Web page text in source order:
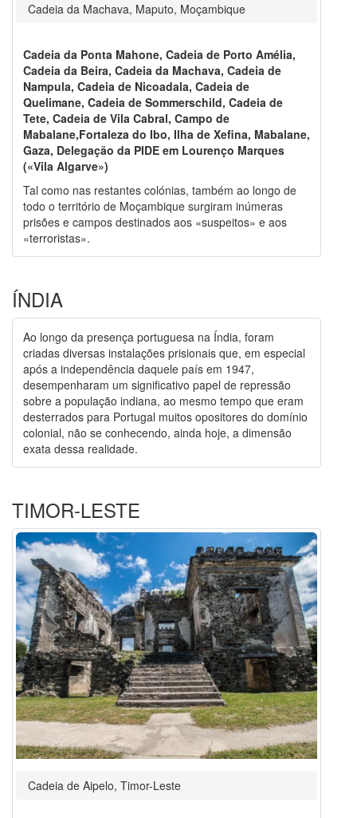
Cadeia da Machava, Maputo, Moçambique
Cadeia da Ponta Mahone, Cadeia de Porto Amélia,
Cadeia da Beira, Cadeia da Machava, Cadeia de
Nampula, Cadeia de Nicoadala, Cadeia de
Quelimane, Cadeia de Sommerschild, Cadeia de
Tete, Cadeia de Vila Cabral, Campo de
Mabalane,Fortaleza do Ibo, Ilha de Xefina, Mabalane,
Gaza, Delegação da PIDE em Lourenço Marques
(«Vila Algarve»)
Tal como nas restantes colónias, também ao longo de
todo o território de Moçambique surgiram inúmeras
prisões e campos destinados aos «suspeitos» e aos
«terroristas».
ÍNDIA
Ao longo da presença portuguesa na Índia, foram
criadas diversas instalações prisionais que, em especial
após a independência daquele país em 1947,
desempenharam um significativo papel de repressão
sobre a população indiana, ao mesmo tempo que eram
desterrados para Portugal muitos opositores do domínio
colonial, não se conhecendo, ainda hoje, a dimensão
exata dessa realidade.
TIMOR-LESTE
Cadeia de Aipelo, Timor-Leste